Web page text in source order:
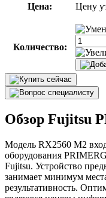
Цена: Цену
Количество:
Обзор Fujitsu
Модель RX2560 M2
оборудования
Fujitsu. Устройство
занимает минимум
результативность.